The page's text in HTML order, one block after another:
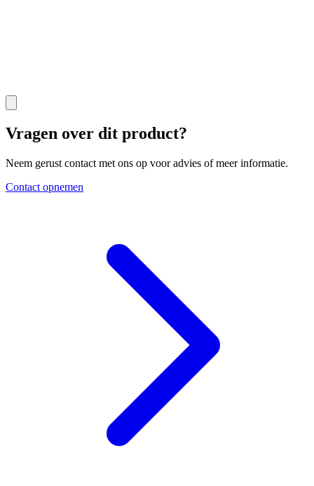
Vragen over dit product?
Neem gerust contact met ons op voor advies of meer informatie.
Contact opnemen